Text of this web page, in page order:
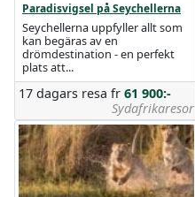
Paradisvigsel på Seychellerna
Seychellerna uppfyller allt som
kan begäras av en
drömdestination - en perfekt
plats att...
17 dagars resa fr 61 900:-
Sydafrikaresor